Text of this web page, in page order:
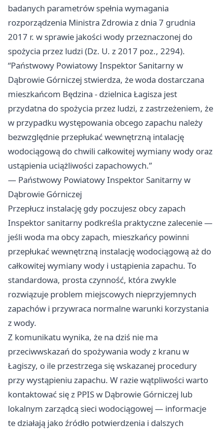
badanych parametrów spełnia wymagania
rozporządzenia Ministra Zdrowia z dnia 7 grudnia
2017 r. w sprawie jakości wody przeznaczonej do
spożycia przez ludzi (Dz. U. z 2017 poz., 2294).
“Państwowy Powiatowy Inspektor Sanitarny w
Dąbrowie Górniczej stwierdza, że woda dostarczana
mieszkańcom Będzina - dzielnica Łagisza jest
przydatna do spożycia przez ludzi, z zastrzeżeniem, że
w przypadku występowania obcego zapachu należy
bezwzględnie przepłukać wewnętrzną intalację
wodociągową do chwili całkowitej wymiany wody oraz
ustąpienia uciążliwości zapachowych.”
— Państwowy Powiatowy Inspektor Sanitarny w
Dąbrowie Górniczej
Przepłucz instalację gdy poczujesz obcy zapach
Inspektor sanitarny podkreśla praktyczne zalecenie —
jeśli woda ma obcy zapach, mieszkańcy powinni
przepłukać wewnętrzną instalację wodociągową aż do
całkowitej wymiany wody i ustąpienia zapachu. To
standardowa, prosta czynność, która zwykle
rozwiązuje problem miejscowych nieprzyjemnych
zapachów i przywraca normalne warunki korzystania
z wody.
Z komunikatu wynika, że na dziś nie ma
przeciwwskazań do spożywania wody z kranu w
Łagiszy, o ile przestrzega się wskazanej procedury
przy wystąpieniu zapachu. W razie wątpliwości warto
kontaktować się z PPIS w Dąbrowie Górniczej lub
lokalnym zarządcą sieci wodociągowej — informacje
te działają jako źródło potwierdzenia i dalszych